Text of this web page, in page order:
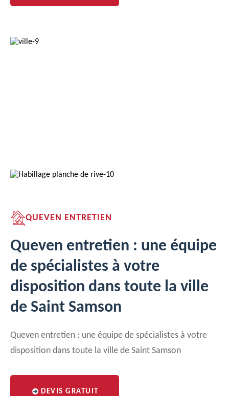
QUEVEN ENTRETIEN
Queven entretien : une équipe
de spécialistes à votre
disposition dans toute la ville
de Saint Samson
Queven entretien : une équipe de spécialistes à votre
disposition dans toute la ville de Saint Samson
DEVIS GRATUIT